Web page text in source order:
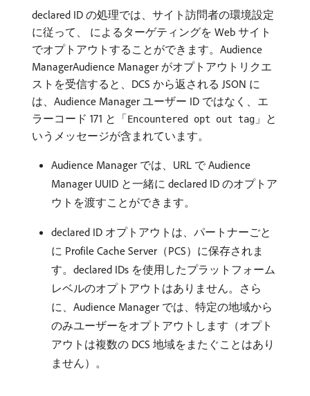
declared ID の処理では、サイト訪問者の環境設定
に従って、 によるターゲティングを Web サイト
でオプトアウトすることができます。Audience
Manager​Audience Manager がオプトアウトリクエ
ストを受信すると、DCS から返される JSON に
は、Audience Manager ユーザー ID ではなく、エ
ラーコード 171 と「Encountered opt out tag 」と
いうメッセージが含まれています。
Audience Manager では、URL で Audience
Manager UUID と一緒に declared ID のオプトア
ウトを渡すことができます。
declared ID オプトアウトは、パートナーごと
に Profile Cache Server（PCS）に保存されま
す。declared IDs を使用したプラットフォーム
レベルのオプトアウトはありません。さら
に、Audience Manager では、特定の地域から
のみユーザーをオプトアウトします（オプト
アウトは複数の DCS 地域をまたぐことはあり
ません）。